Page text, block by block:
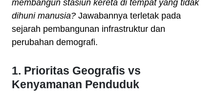
membangun stasiun kereta di tempat yang tidak
dihuni manusia? Jawabannya terletak pada
sejarah pembangunan infrastruktur dan
perubahan demografi.
1. Prioritas Geografis vs
Kenyamanan Penduduk